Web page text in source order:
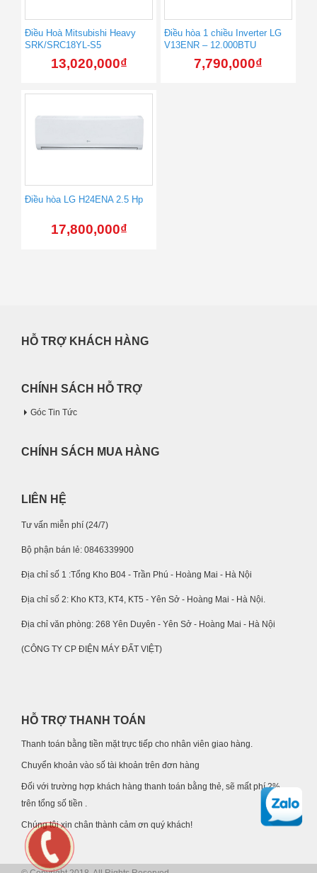
Điều Hoà Mitsubishi Heavy
SRK/SRC18YL-S5
13,020,000₫
Điều hòa 1 chiều Inverter LG
V13ENR – 12.000BTU
7,790,000₫
Điều hòa LG H24ENA 2.5 Hp
17,800,000₫
HỖ TRỢ KHÁCH HÀNG
CHÍNH SÁCH HỖ TRỢ
Góc Tin Tức
CHÍNH SÁCH MUA HÀNG
LIÊN HỆ
Tư vấn miễn phí (24/7)
Bộ phận bán lẻ: 0846339900
Địa chỉ số 1 :Tổng Kho B04 - Trần Phú - Hoàng Mai - Hà Nội
Địa chỉ số 2: Kho KT3, KT4, KT5 - Yên Sở - Hoàng Mai - Hà Nội.
Địa chỉ văn phòng: 268 Yên Duyên - Yên Sở - Hoàng Mai - Hà Nội
(CÔNG TY CP ĐIỆN MÁY ĐẤT VIỆT)
HỖ TRỢ THANH TOÁN
Thanh toán bằng tiền mặt trực tiếp cho nhân viên giao hàng.
Chuyển khoản vào số tài khoản trên đơn hàng
Đối với trường hợp khách hàng thanh toán bằng thẻ, sẽ mất phí 2%
trên tổng số tiền .
Chúng tôi xin chân thành cảm ơn quý khách!